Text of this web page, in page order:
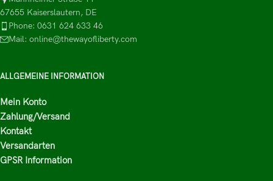
67655 Kaiserslautern, DE
Phone: 0631 624 633 46
Mail: online@thewayofliberty.com
ALLGEMEINE INFORMATION
Mein Konto
Zahlung/Versand
Kontakt
Versandarten
GPSR Information